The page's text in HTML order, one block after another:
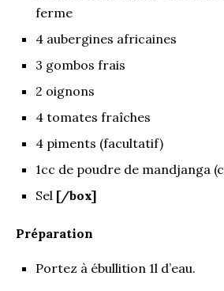
ferme
4 aubergines africaines
3 gombos frais
2 oignons
4 tomates fraîches
4 piments (facultatif)
1cc de poudre de mandjanga
Sel [/box]
Préparation
Portez à ébullition 1l d’eau.